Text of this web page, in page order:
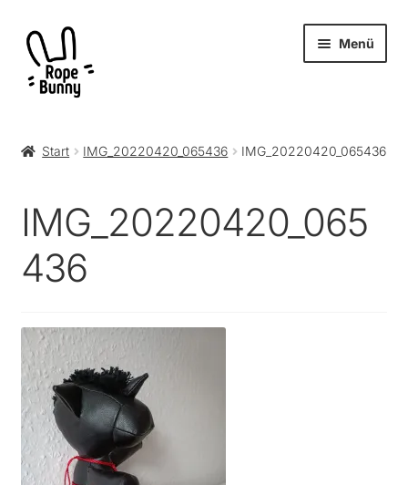
Zur
Navigation
springen
Zum
Inhalt
springen
Menü
öffnen
Museum
Journal
Start IMG_20220420_065436 IMG_20220420_065436
IMG_20220420_065
436